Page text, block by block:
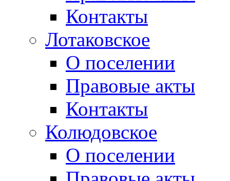
Контакты
Лотаковское
О поселении
Правовые акты
Контакты
Колюдовское
О поселении